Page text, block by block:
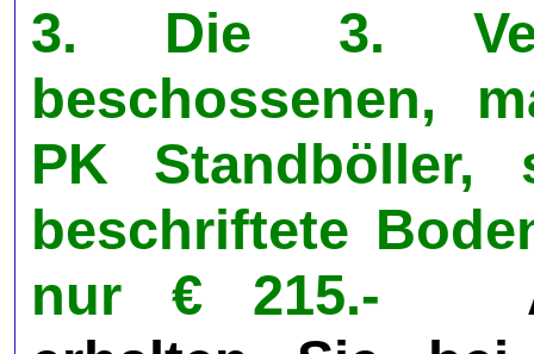
3. Die 3.
beschossenen,
PK Standböller,
beschriftete
nur € 215.- Als